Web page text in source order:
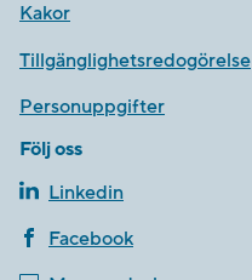
Kakor
Tillgänglighetsredogörelse
Personuppgifter
Följ oss
Linkedin
Facebook